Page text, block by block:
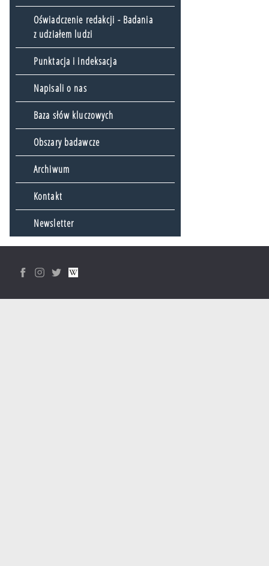
Oświadczenie redakcji - Badania
z udziałem ludzi
Punktacja i indeksacja
Napisali o nas
Baza słów kluczowych
Obszary badawcze
Archiwum
Kontakt
Newsletter